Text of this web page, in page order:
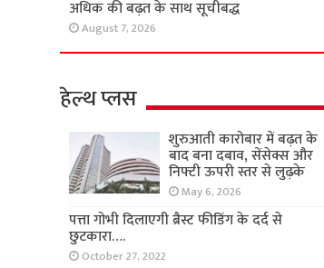
अधिक की बढ़त के साथ सूचीबद्ध
August 7, 2026
हेल्थ प्लस
शुरुआती कारोबार में बढ़त के
बाद बना दबाव, सेंसेक्स और
निफ्टी ऊपरी स्तर से लुढ़के
May 6, 2026
पत्ता गोभी दिलाएगी ब्रैस्ट फीडिंग के दर्द से
छुटकारा….
October 27, 2022